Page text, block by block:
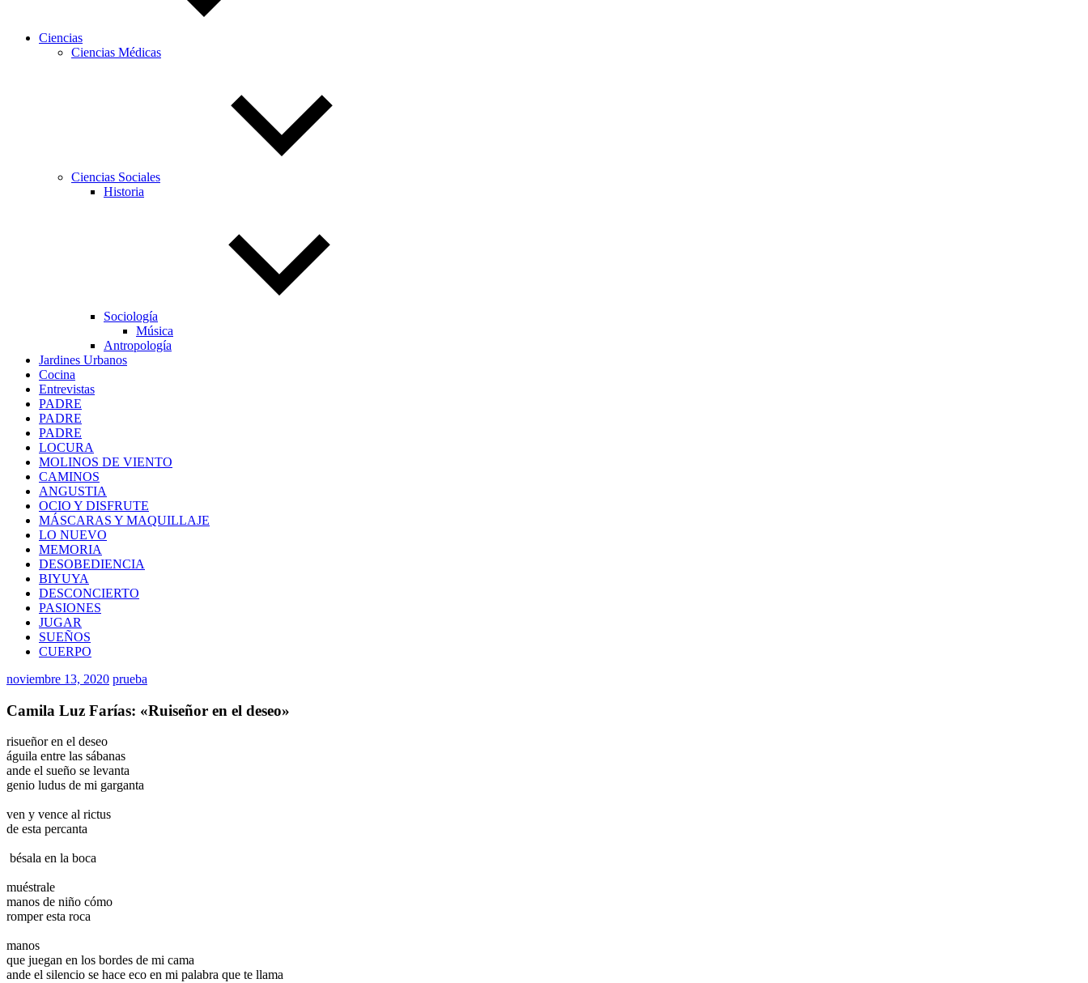
Ciencias
Ciencias Médicas
Ciencias Sociales
Historia
Sociología
Música
Antropología
Jardines Urbanos
Cocina
Entrevistas
PADRE
PADRE
PADRE
LOCURA
MOLINOS DE VIENTO
CAMINOS
ANGUSTIA
OCIO Y DISFRUTE
MÁSCARAS Y MAQUILLAJE
LO NUEVO
MEMORIA
DESOBEDIENCIA
BIYUYA
DESCONCIERTO
PASIONES
JUGAR
SUEÑOS
CUERPO
noviembre 13, 2020 prueba
Camila Luz Farías: «Ruiseñor en el deseo»
risueñor en el deseo
águila entre las sábanas
ande el sueño se levanta
genio ludus de mi garganta
ven y vence al rictus
de esta percanta
bésala en la boca
muéstrale
manos de niño cómo
romper esta roca
manos
que juegan en los bordes de mi cama
ande el silencio se hace eco en mi palabra que te llama